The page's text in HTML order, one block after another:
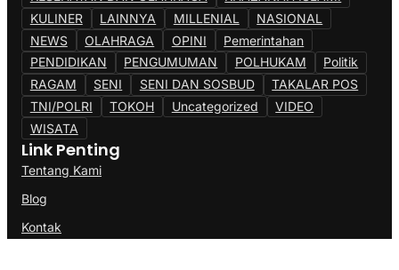
KULINER
LAINNYA MILLENIAL
NASIONAL
NEWS
OLAHRAGA OPINI
Pemerintahan
PENDIDIKAN
PENGUMUMAN POLHUKAM
Politik
RAGAM
SENI SENI DAN SOSBUD
TAKALAR POS
TNI/POLRI
TOKOH Uncategorized
VIDEO
WISATA
Link Penting
Tentang Kami
Blog
Kontak